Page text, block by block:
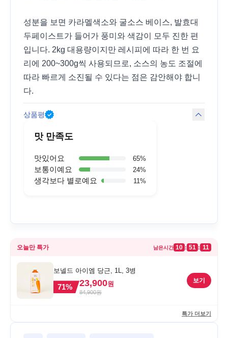
성분을 보면 카라멜색소와 굴소스 베이스, 발효대
두페이스트가 들어가 풍미와 색감이 모두 진한 편
입니다. 2kg 대용량이지만 레시피에 따라 한 번 요
리에 200~300g씩 사용되므로, 소스의 농도 조절에
따라 빠르게 소진될 수 있다는 점은 감안해야 합니
다.
상품평
맛 만족도
맛있어요 65%
보통이예요 24%
생각보다 별로예요 11 %
오늘만 특가 남은시간 10 : 51 : 11
보넬드 아이엠 당근, 1L, 3병
71% 23,900원
84,900원
보기
특가 더보기